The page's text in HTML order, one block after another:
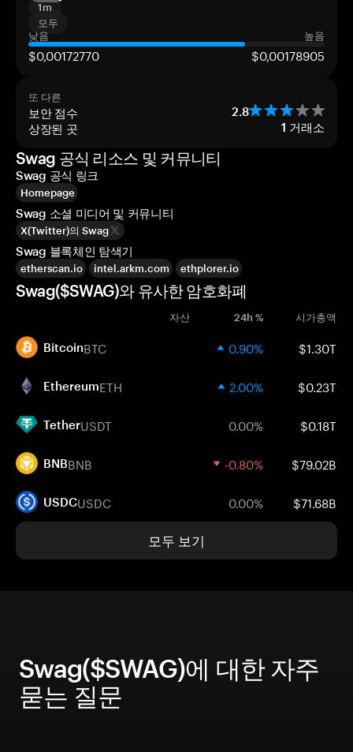
1m
모두
낮음
높음
$0,00172770 $0,00178905
또 다른
보안 점수 2.8
상장된 곳 1 거래소
Swag 공식 리소스 및 커뮤니티
Swag 공식 링크
Homepage
Swag 소셜 미디어 및 커뮤니티
X(Twitter)의 Swag
Swag 블록체인 탐색기
etherscan.io intel.arkm.com ethplorer.io
Swag($SWAG)와 유사한 암호화폐
자산 24h % 시가총액
BitcoinBTC 0.90% $1.30T
EthereumETH 2.00% $0.23T
TetherUSDT 0.00% $0.18T
BNBBNB -0.80% $79.02B
USDCUSDC 0.00% $71.68B
모두 보기
Swag($SWAG)에 대한 자주
묻는 질문